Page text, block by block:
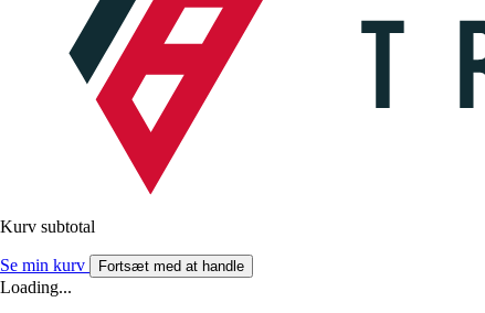
Kurv subtotal
Se min kurv Fortsæt med at handle
Loading...